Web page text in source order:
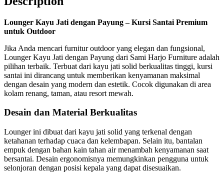
Lounger Kayu Jati dengan Payung – Kursi Santai Premium
untuk Outdoor
Jika Anda mencari furnitur outdoor yang elegan dan fungsional,
Lounger Kayu Jati dengan Payung dari Sami Harjo Furniture adalah
pilihan terbaik. Terbuat dari kayu jati solid berkualitas tinggi, kursi
santai ini dirancang untuk memberikan kenyamanan maksimal
dengan desain yang modern dan estetik. Cocok digunakan di area
kolam renang, taman, atau resort mewah.
Desain dan Material Berkualitas
Lounger ini dibuat dari kayu jati solid yang terkenal dengan
ketahanan terhadap cuaca dan kelembapan. Selain itu, bantalan
empuk dengan bahan kain tahan air menambah kenyamanan saat
bersantai. Desain ergonomisnya memungkinkan pengguna untuk
selonjoran dengan posisi kepala yang dapat disesuaikan.